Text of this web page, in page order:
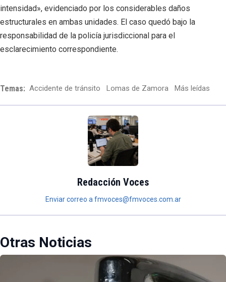
intensidad», evidenciado por los considerables daños
estructurales en ambas unidades. El caso quedó bajo la
responsabilidad de la policía jurisdiccional para el
esclarecimiento correspondiente.
Temas: Accidente de tránsito Lomas de Zamora Más leídas
Redacción Voces
Enviar correo a fmvoces@fmvoces.com.ar
Otras Noticias